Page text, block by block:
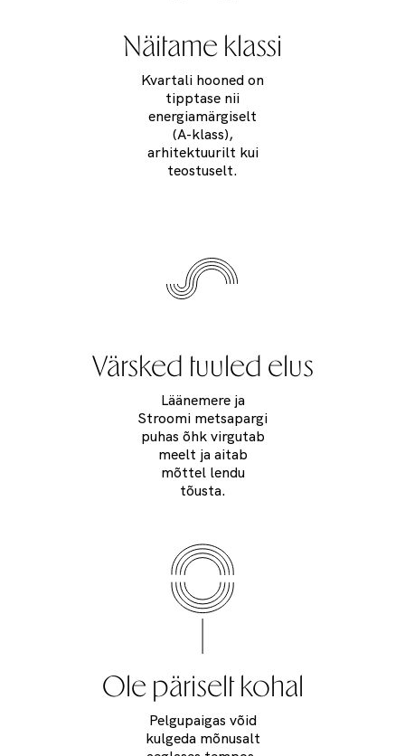
Näitame klassi
Kvartali hooned on
tipptase nii
energiamärgiselt
(A-klass),
arhitektuurilt kui
teostuselt.
Värsked tuuled elus
Läänemere ja
Stroomi metsapargi
puhas õhk virgutab
meelt ja aitab
mõttel lendu
tõusta.
Ole päriselt kohal
Pelgupaigas võid
kulgeda mõnusalt